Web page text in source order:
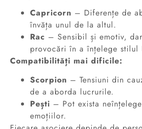
Capricorn – Diferențe de
învăța unul de la altul.
Rac – Sensibil și emotiv,
provocări în a înțelege stilul
Compatibilități mai dificile:
Scorpion – Tensiuni din
de a aborda lucrurile.
Pești – Pot exista
emoțiilor.